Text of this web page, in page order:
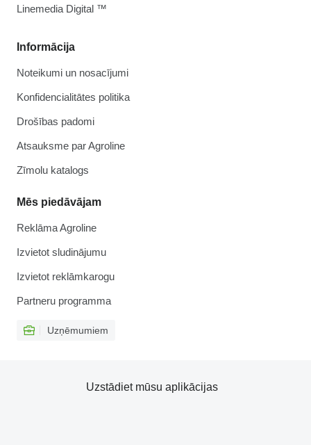
Informācija
Noteikumi un nosacījumi
Konfidencialitātes politika
Drošības padomi
Atsauksme par Agroline
Zīmolu katalogs
Mēs piedāvājam
Reklāma Agroline
Izvietot sludinājumu
Izvietot reklāmkarogu
Partneru programma
Uzņēmumiem
Linemedia Digital ™
Uzstādiet mūsu aplikācijas